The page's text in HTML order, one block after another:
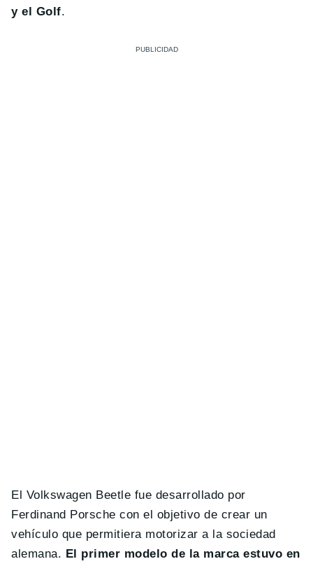
y el Golf.
El Volkswagen Beetle fue desarrollado por
Ferdinand Porsche con el objetivo de crear un
vehículo que permitiera motorizar a la sociedad
alemana. El primer modelo de la marca estuvo en